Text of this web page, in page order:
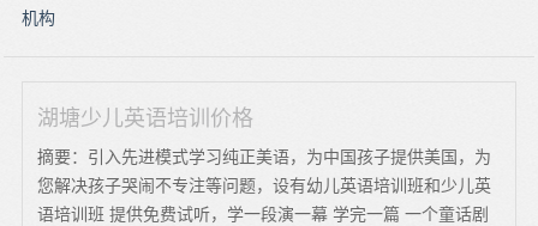
机构
湖塘少儿英语培训价格
摘要：引入先进模式学习纯正美语，为中国孩子提供美国，为
您解决孩子哭闹不专注等问题，设有幼儿英语培训班和少儿英
语培训班 提供免费试听，学一段演一幕 学完一篇 一个童话剧